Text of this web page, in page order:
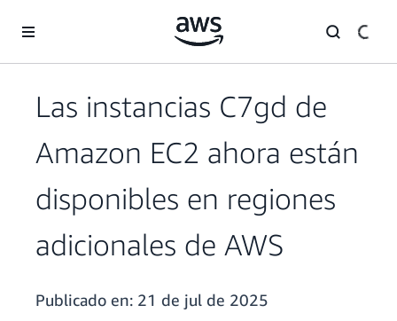
Las instancias C7gd de
Amazon EC2 ahora están
disponibles en regiones
adicionales de AWS
Publicado en: 21 de jul de 2025